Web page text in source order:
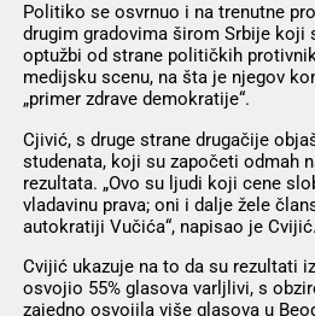
Politiko se osvrnuo i na trenutne
drugim gradovima širom Srbije koji
optužbi od strane političkih
medijsku scenu, na šta je njegov
„primer zdrave demokratije“.
Cjivić, s druge strane drugačije
studenata, koji su započeti odmah
rezultata. „Ovo su ljudi koji cene
vladavinu prava; oni i dalje žele
autokratiji Vučića“, napisao je Cvijić.
Cvijić ukazuje na to da su rezultati
osvojio 55% glasova varljlivi, s
zajedno osvojila više glasova u